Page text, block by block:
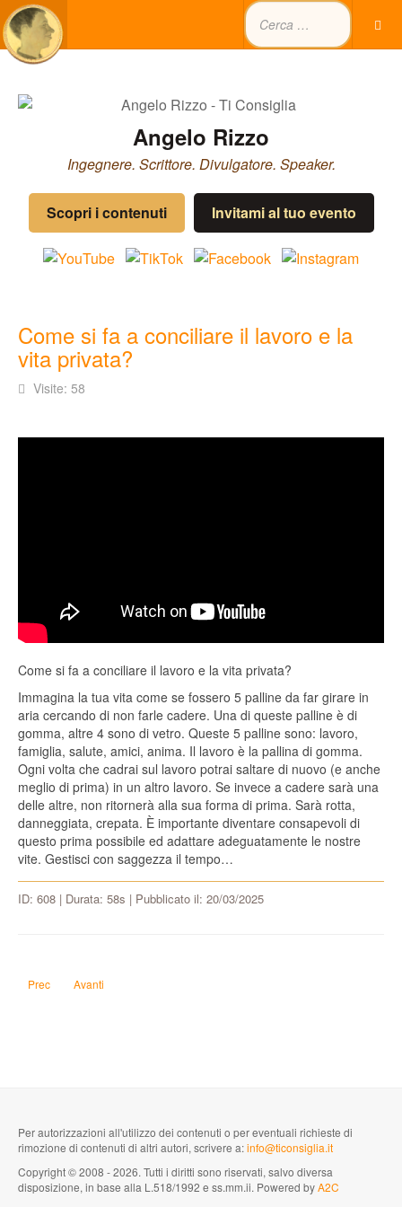
Angelo Rizzo
Ingegnere. Scrittore. Divulgatore. Speaker.
Scopri i contenuti Invitami al tuo evento
Come si fa a conciliare il lavoro e la
vita privata?
Visite: 58
Come si fa a conciliare il lavoro e la vita privata?
Immagina la tua vita come se fossero 5 palline da far girare in
aria cercando di non farle cadere. Una di queste palline è di
gomma, altre 4 sono di vetro. Queste 5 palline sono: lavoro,
famiglia, salute, amici, anima. Il lavoro è la pallina di gomma.
Ogni volta che cadrai sul lavoro potrai saltare di nuovo (e anche
meglio di prima) in un altro lavoro. Se invece a cadere sarà una
delle altre, non ritornerà alla sua forma di prima. Sarà rotta,
danneggiata, crepata. È importante diventare consapevoli di
questo prima possibile ed adattare adeguatamente le nostre
vite. Gestisci con saggezza il tempo…
ID: 608 | Durata: 58s | Pubblicato il: 20/03/2025
Articolo precedente: Come faccio a conquistare Tenerife e renderla una
Prec Articolo successivo: Che differenza c'è tra la tattica e la strategia?
Avanti
Per autorizzazioni all'utilizzo dei contenuti o per eventuali richieste di
rimozione di contenuti di altri autori, scrivere a:info@ticonsiglia.it
Copyright © 2008 - 2026. Tutti i diritti sono riservati, salvo diversa
disposizione, in base alla L.518/1992 e ss.mm.ii. Powered byA2C